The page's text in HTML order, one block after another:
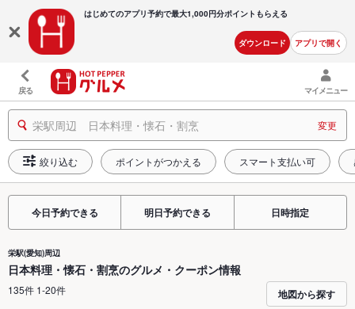
はじめてのアプリ予約で最大1,000円分ポイントもらえる
ダウンロード アプリで開く
戻る マイメニュー
栄駅周辺 日本料理・懐石・割烹 変更
絞り込む ポイントがつかえる スマート支払い可
今日予約できる 明日予約できる 日時指定
栄駅(愛知)周辺
日本料理・懐石・割烹のグルメ・クーポン情報
135件 1-20件 地図から探す